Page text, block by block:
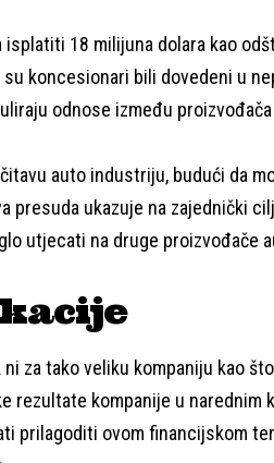
18 milijuna dolara kao
koncesionari bili dovedeni u
odnose između
auto industriju, budući da
presuda ukazuje na zajednički
utjecati na druge proizvođače
za tako veliku kompaniju kao
rezultate kompanije u narednim
prilagoditi ovom financijskom